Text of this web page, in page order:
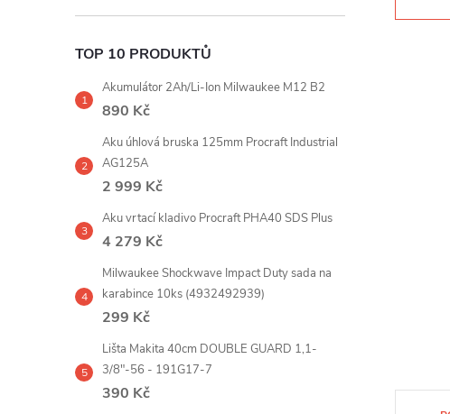
í
p
a
n
l
TOP 10 PRODUKTŮ
Akumulátor 2Ah/Li-Ion Milwaukee M12 B2
890 Kč
Aku úhlová bruska 125mm Procraft Industrial
AG125A
2 999 Kč
Aku vrtací kladivo Procraft PHA40 SDS Plus
4 279 Kč
Milwaukee Shockwave Impact Duty sada na
karabince 10ks (4932492939)
299 Kč
Lišta Makita 40cm DOUBLE GUARD 1,1-
3/8"-56 - 191G17-7
390 Kč